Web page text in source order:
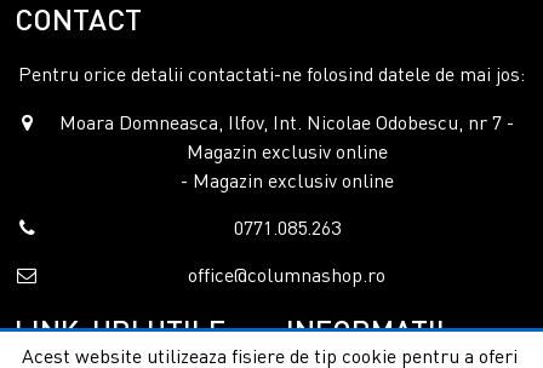
CONTACT
Pentru orice detalii contactati-ne folosind datele de mai jos:
Moara Domneasca, Ilfov, Int. Nicolae Odobescu, nr 7 -
Magazin exclusiv online
- Magazin exclusiv online
0771.085.263
office@columnashop.ro
LINK-URI UTILE INFORMATII
Acest website utilizeaza fisiere de tip cookie pentru a oferi